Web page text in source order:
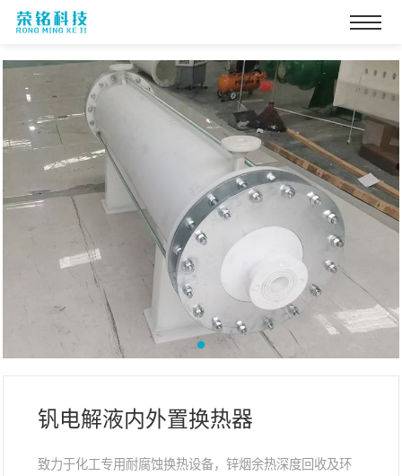
钒电解液内外置换热器
致力于化工专用耐腐蚀换热设备，锌烟余热深度回收及环